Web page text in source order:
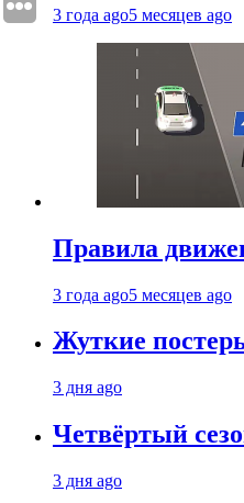
3 года ago5 месяцев ago
Правила
3 года ago5 месяцев ago
Жуткие
3 дня ago
Четвёртый
3 дня ago